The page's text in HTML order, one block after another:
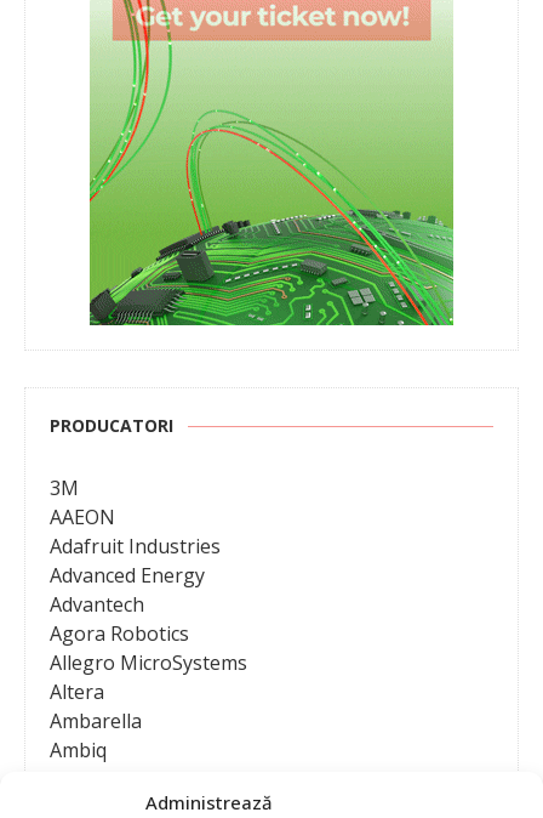
Administrează
PRODUCATORI
3M
AAEON
Adafruit Industries
Advanced Energy
Advantech
Agora Robotics
Allegro MicroSystems
Altera
Ambarella
Ambiq